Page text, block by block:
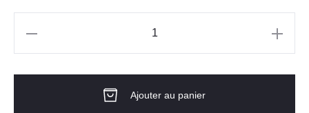
Ajouter au panier